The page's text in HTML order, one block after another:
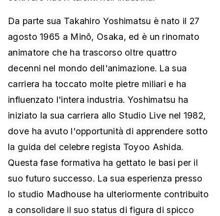
Da parte sua Takahiro Yoshimatsu è nato il 27
agosto 1965 a Minō, Osaka, ed è un rinomato
animatore che ha trascorso oltre quattro
decenni nel mondo dell'animazione. La sua
carriera ha toccato molte pietre miliari e ha
influenzato l'intera industria. Yoshimatsu ha
iniziato la sua carriera allo Studio Live nel 1982,
dove ha avuto l'opportunità di apprendere sotto
la guida del celebre regista Toyoo Ashida.
Questa fase formativa ha gettato le basi per il
suo futuro successo. La sua esperienza presso
lo studio Madhouse ha ulteriormente contribuito
a consolidare il suo status di figura di spicco